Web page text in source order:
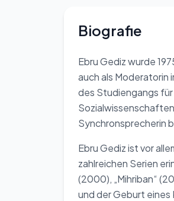
Biografie
Ebru Gediz wurde
auch als Moderatorin
des Studiengangs
Synchronsprecherin
Ebru Gediz ist vor
zahlreichen Serien
(2000), „Mihriban“
und der Geburt eines